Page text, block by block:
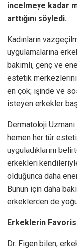
incelmeye kadar
arttığını söyledi.
Kadınların
uygulamalarına
bakımlı, genç ve
estetik
en çok; işinde ve
isteyen erkekler
Dermatoloji Uzmanı
hemen her tür
uyguladıklarını
erkekleri
olduğunca daha
Bunun için daha
erkeklerden de
Erkeklerin
Dr. Figen bilen,